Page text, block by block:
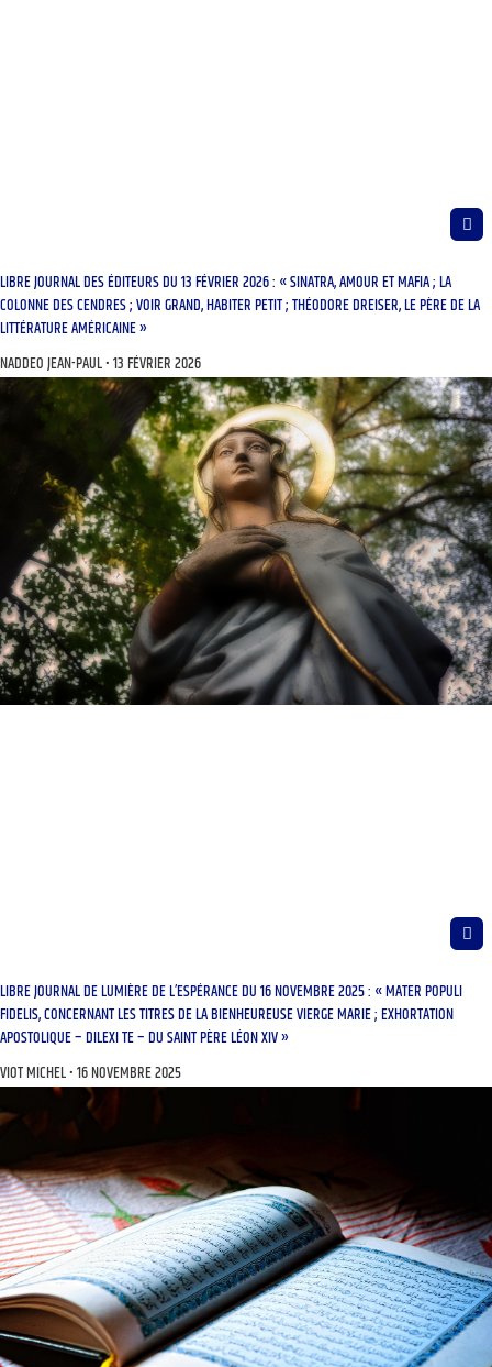
LIBRE JOURNAL DES ÉDITEURS DU 13 FÉVRIER 2026 : « SINATRA, AMOUR ET MAFIA ; LA
COLONNE DES CENDRES ; VOIR GRAND, HABITER PETIT ; THÉODORE DREISER, LE PÈRE DE LA
LITTÉRATURE AMÉRICAINE »
NADDEO JEAN-PAUL 13 FÉVRIER 2026
LIBRE JOURNAL DE LUMIÈRE DE L’ESPÉRANCE DU 16 NOVEMBRE 2025 : « MATER POPULI
FIDELIS, CONCERNANT LES TITRES DE LA BIENHEUREUSE VIERGE MARIE ; EXHORTATION
APOSTOLIQUE – DILEXI TE – DU SAINT PÈRE LÉON XIV »
VIOT MICHEL 16 NOVEMBRE 2025